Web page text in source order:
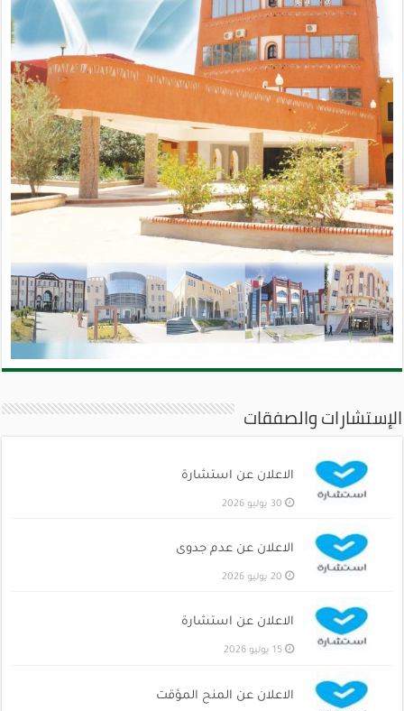
الإستشارات والصفقات
الاعلان عن استشارة
30 يوليو 2026
الاعلان عن عدم جدوى
20 يوليو 2026
الاعلان عن استشارة
15 يوليو 2026
الاعلان عن المنح المؤقت